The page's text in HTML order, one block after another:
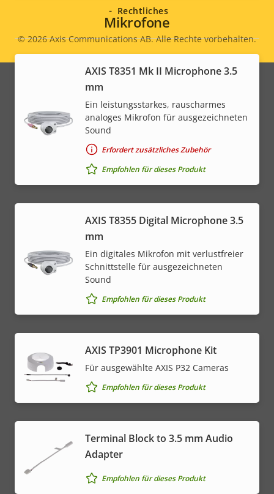
Mikrofone
AXIS T8351 Mk II Microphone 3.5
mm
Ein leistungsstarkes, rauscharmes
analoges Mikrofon für ausgezeichneten
Sound
Erfordert zusätzliches Zubehör
Empfohlen für dieses Produkt
AXIS T8355 Digital Microphone 3.5
mm
Ein digitales Mikrofon mit verlustfreier
Schnittstelle für ausgezeichneten
Sound
Empfohlen für dieses Produkt
AXIS TP3901 Microphone Kit
Für ausgewählte AXIS P32 Cameras
Empfohlen für dieses Produkt
Terminal Block to 3.5 mm Audio
Adapter
Empfohlen für dieses Produkt
Legal
© 2026Axis Communications AB. Alle Rechte vorbehalten.
Rechtliches